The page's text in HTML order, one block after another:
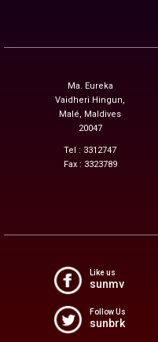
Ma. Eureka
Vaidheri Hingun,
Malé, Maldives
20047
Tel : 3312747
Fax : 3323789
Like us
sunmv
Follow Us
sunbrk